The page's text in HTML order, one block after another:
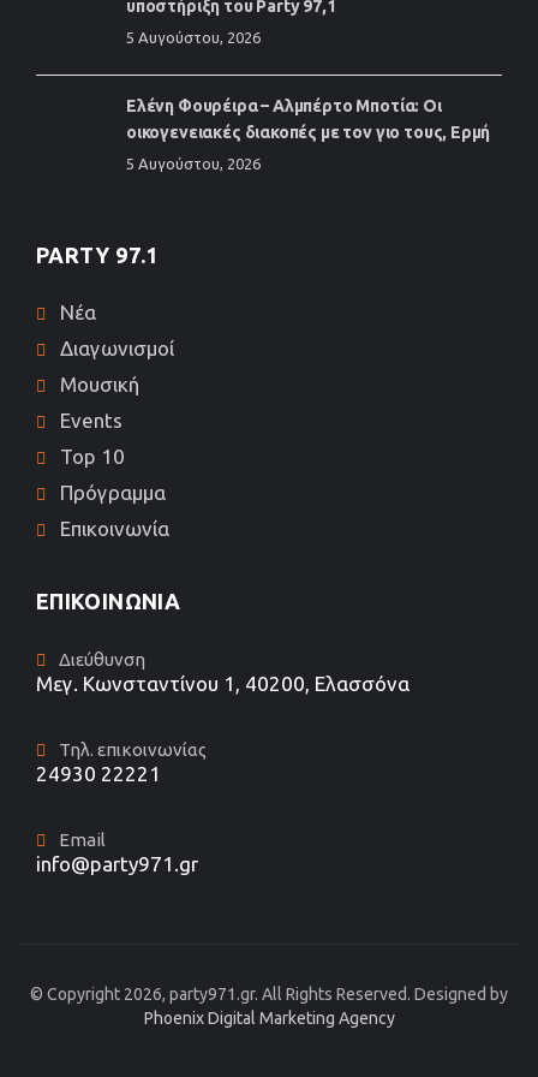
υποστήριξη του Party 97,1
5 Αυγούστου, 2026
Ελένη Φουρέιρα – Αλμπέρτο Μποτία: Οι
οικογενειακές διακοπές με τον γιο τους, Ερμή
5 Αυγούστου, 2026
PARTY 97.1
Νέα
Διαγωνισμοί
Μουσική
Events
Top 10
Πρόγραμμα
Επικοινωνία
ΕΠΙΚΟΙΝΩΝΊΑ
Διεύθυνση
Μεγ. Κωνσταντίνου 1, 40200, Ελασσόνα
Τηλ. επικοινωνίας
24930 22221
Email
info@party971.gr
© Copyright 2026, party971.gr. All Rights Reserved. Designed by
Phoenix Digital Marketing Agency